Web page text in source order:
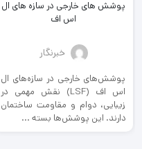
پوشش های خارجی در سازه های ال
اس اف
خبرنگار
پوشش‌های خارجی در سازه‌های ال
اس اف (LSF) نقش مهمی در
زیبایی، دوام و مقاومت ساختمان
دارند. این پوشش‌ها بسته ...